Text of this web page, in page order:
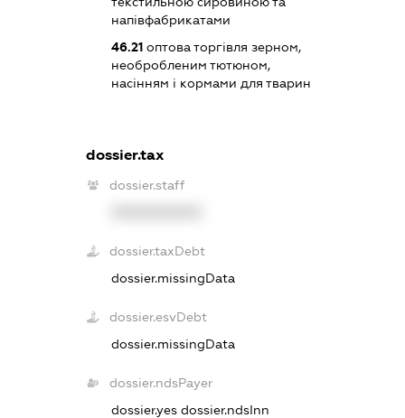
напівфабрикатами
46.21оптова торгівля зерном,
необробленим тютюном,
насінням і кормами для тварин
dossier.tax
dossier.staff
dossier.taxDebt
dossier.missingData
dossier.esvDebt
dossier.missingData
dossier.ndsPayer
dossier.yes dossier.ndsInn